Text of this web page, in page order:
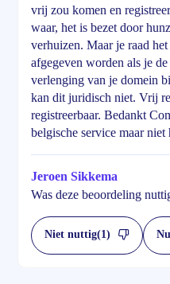
vrij zou komen en
waar, het is bezet door
verhuizen. Maar je raad
afgegeven worden als je
verlenging van je domein
kan dit juridisch niet. Vrij
registreerbaar. Bedankt
belgische service maar niet
Jeroen Sikkema
Was deze beoordeling
Niet nuttig(1)